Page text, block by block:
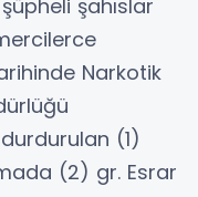
şahıslar
Narkotik
(1)
(2) gr. Esrar